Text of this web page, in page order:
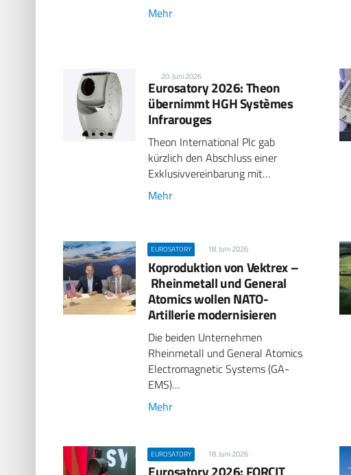
Mehr
20. Juni 2026
Eurosatory 2026: Theon
übernimmt HGH Systèmes
Infrarouges
Theon International Plc gab
kürzlich den Abschluss einer
Exklusivvereinbarung mit…
Mehr
EUROSATORY 18. Juni 2026
Koproduktion von Vektrex –
Rheinmetall und General
Atomics wollen NATO-
Artillerie modernisieren
Die beiden Unternehmen
Rheinmetall und General Atomics
Electromagnetic Systems (GA-
EMS)…
Mehr
EUROSATORY 18. Juni 2026